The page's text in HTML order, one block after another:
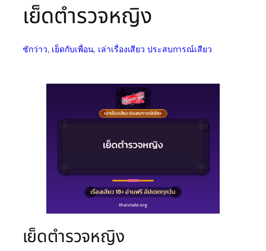
เย็ดตำรวจหญิง
ชักว่าว, เย็ดกับเพื่อน, เล่าเรื่องเสียว ประสบการณ์เสียว
เย็ดตำรวจหญิง